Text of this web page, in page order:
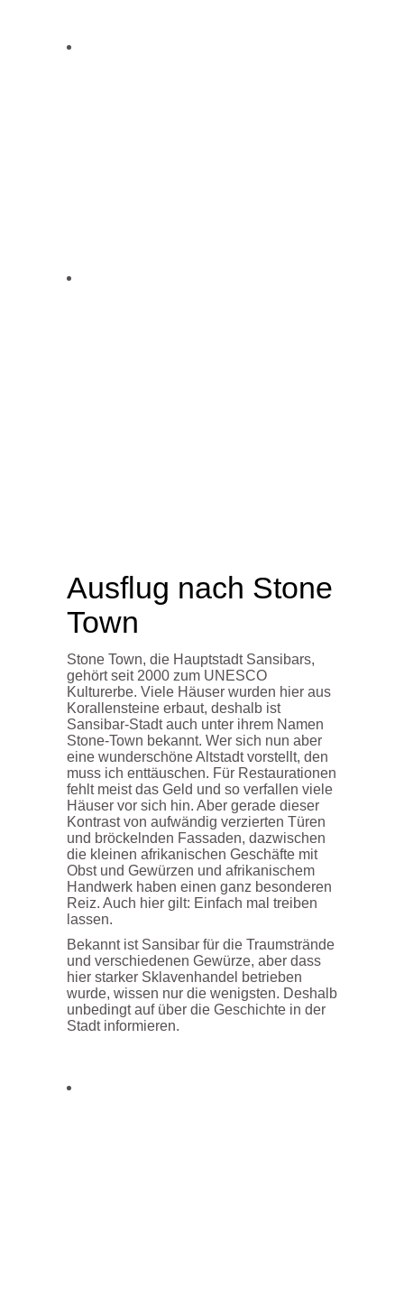
Ausflug nach Stone
Town
Stone Town, die Hauptstadt Sansibars,
gehört seit 2000 zum UNESCO
Kulturerbe. Viele Häuser wurden hier aus
Korallensteine erbaut, deshalb ist
Sansibar-Stadt auch unter ihrem Namen
Stone-Town bekannt. Wer sich nun aber
eine wunderschöne Altstadt vorstellt, den
muss ich enttäuschen. Für Restaurationen
fehlt meist das Geld und so verfallen viele
Häuser vor sich hin. Aber gerade dieser
Kontrast von aufwändig verzierten Türen
und bröckelnden Fassaden, dazwischen
die kleinen afrikanischen Geschäfte mit
Obst und Gewürzen und afrikanischem
Handwerk haben einen ganz besonderen
Reiz. Auch hier gilt: Einfach mal treiben
lassen.
Bekannt ist Sansibar für die Traumstrände
und verschiedenen Gewürze, aber dass
hier starker Sklavenhandel betrieben
wurde, wissen nur die wenigsten. Deshalb
unbedingt auf über die Geschichte in der
Stadt informieren.